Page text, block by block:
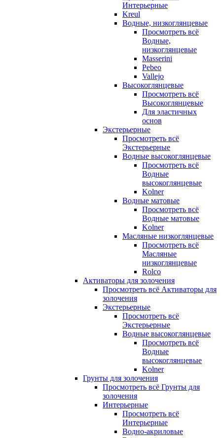
Интерьерные
Kreul
Водные, низкоглянцевые
Просмотреть всё
Водные,
низкоглянцевые
Masserini
Pebeo
Vallejo
Высокоглянцевые
Просмотреть всё
Высокоглянцевые
Для эластичных
основ
Экстерьерные
Просмотреть всё
Экстерьерные
Водные высокоглянцевые
Просмотреть всё
Водные
высокоглянцевые
Kolner
Водные матовые
Просмотреть всё
Водные матовые
Kolner
Масляные низкоглянцевые
Просмотреть всё
Масляные
низкоглянцевые
Rolco
Активаторы для золочения
Просмотреть всё Активаторы для
золочения
Экстерьерные
Просмотреть всё
Экстерьерные
Водные высокоглянцевые
Просмотреть всё
Водные
высокоглянцевые
Kolner
Грунты для золочения
Просмотреть всё Грунты для
золочения
Интерьерные
Просмотреть всё
Интерьерные
Водно-акриловые